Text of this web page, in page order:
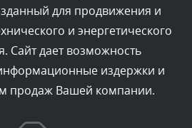
виден после проверки
Сегодня, в 10:06
виден после проверки
для продвижения и
и энергетического
Сайт дает возможность
издержки и
продаж Вашей компании.